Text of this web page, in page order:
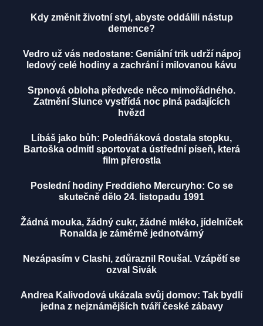
Kdy změnit životní styl, abyste oddálili nástup
demence?
Vedro už vás nedostane: Geniální trik udrží nápoj
ledový celé hodiny a zachrání i milovanou kávu
Srpnová obloha předvede něco mimořádného.
Zatmění Slunce vystřídá noc plná padajících
hvězd
Líbáš jako bůh: Poledňáková dostala stopku,
Bartoška odmítl sportovat a ústřední píseň, která
film přerostla
Poslední hodiny Freddieho Mercuryho: Co se
skutečně dělo 24. listopadu 1991
Žádná mouka, žádný cukr, žádné mléko, jídelníček
Ronalda je záměrně jednotvárný
Nezápasím v Clashi, zdůraznil Roušal. Vzápětí se
ozval Sivák
Andrea Kalivodová ukázala svůj domov: Tak bydlí
jedna z nejznámějších tváří české zábavy